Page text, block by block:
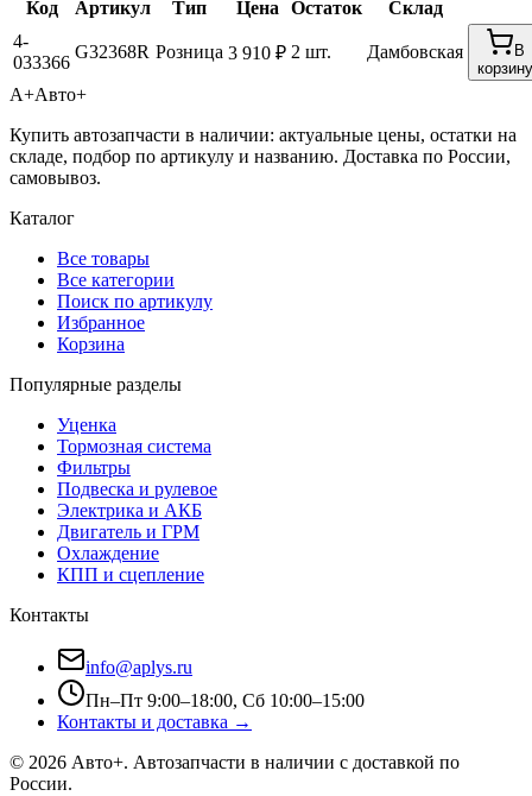
Код Артикул Тип Цена Остаток
Склад
4-
033366
G32368R Розница 3 910 ₽ 2 шт. Дамбовская
В
корзину
А+Авто+
Купить автозапчасти в наличии: актуальные цены, остатки на
складе, подбор по артикулу и названию. Доставка по России,
самовывоз.
Каталог
Все товары
Все категории
Поиск по артикулу
Избранное
Корзина
Популярные разделы
Уценка
Тормозная система
Фильтры
Подвеска и рулевое
Электрика и АКБ
Двигатель и ГРМ
Охлаждение
КПП и сцепление
Контакты
info@aplys.ru
Пн–Пт 9:00–18:00, Сб 10:00–15:00
Контакты и доставка →
© 2026 Авто+. Автозапчасти в наличии с доставкой по
России.